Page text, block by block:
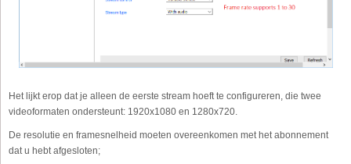
Het lijkt erop dat je alleen de eerste stream hoeft te configureren, die twee
videoformaten ondersteunt: 1920x1080 en 1280x720.
De resolutie en framesnelheid moeten overeenkomen met het abonnement
dat u hebt afgesloten;